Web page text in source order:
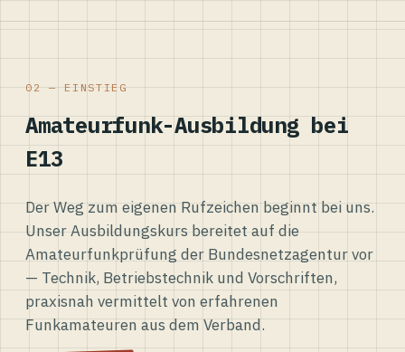
02 — EINSTIEG
Amateurfunk-Ausbildung bei
E13
Der Weg zum eigenen Rufzeichen beginnt bei uns.
Unser Ausbildungskurs bereitet auf die
Amateurfunkprüfung der Bundesnetzagentur vor
— Technik, Betriebstechnik und Vorschriften,
praxisnah vermittelt von erfahrenen
Funkamateuren aus dem Verband.